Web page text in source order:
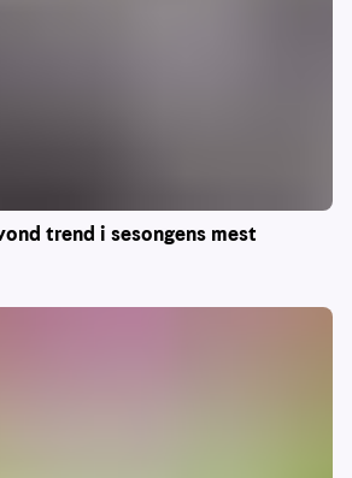
trend i sesongens mest